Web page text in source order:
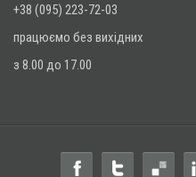
+38 (095) 223-72-03
працюємо без вихідних
з 8.00 до 17.00